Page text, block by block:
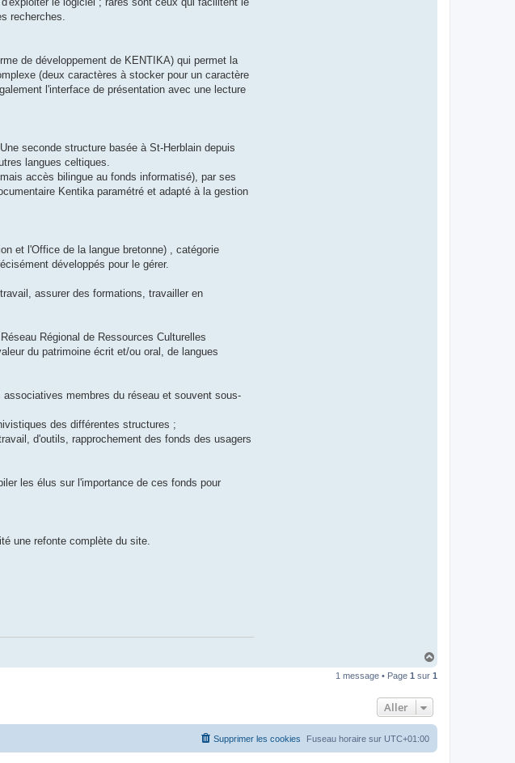
recherches.
de développement de KENTIKA) qui permet la
(deux caractères à stocker pour un caractère
l'interface de présentation avec une lecture
seconde structure basée à St-Herblain depuis
langues celtiques.
accès bilingue au fonds informatisé), par ses
Kentika paramétré et adapté à la gestion
et l'Office de la langue bretonne) , catégorie
développés pour le gérer.
assurer des formations, travailler en
Régional de Ressources Culturelles
du patrimoine écrit et/ou oral, de langues
membres du réseau et souvent sous-
des différentes structures ;
d'outils, rapprochement des fonds des usagers
les élus sur l'importance de ces fonds pour
une refonte complète du site.
u
1 message • Page 1 sur 1
Aller
Fuseau horaire sur UTC+01:00
Supprimer les cookies